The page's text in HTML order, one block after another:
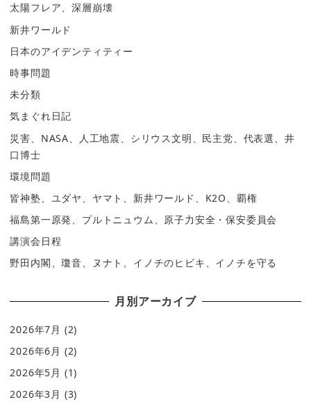
太陽フレア、深層崩壊
新井ワールド
日本のアイデンティティー
時事問題
未分類
気まぐれ日記
災害、NASA、人工地震、シリウス文明、民主党、代表選、井
口博士
環境問題
皆神塾、ユダヤ、ヤマト、新井ワールド、K2O、覇権
福島第一原発、プルトニュウム、原子力安全・保安委員会
講演会日程
野田内閣、瓊音、ヌナト、イノチのヒビキ、イノチを守る
月別アーカイブ
2026年7月 (2)
2026年6月 (2)
2026年5月 (1)
2026年3月 (3)